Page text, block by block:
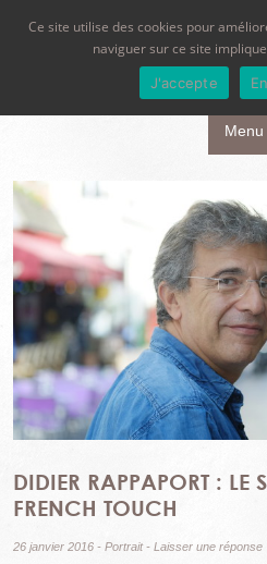
Menu
DIDIER RAPPAPORT : LE
FRENCH TOUCH
26 janvier 2016 - Portrait- Laisser une réponse
Ce site utilise des cookies pour
naviguer sur ce site
J'accepte